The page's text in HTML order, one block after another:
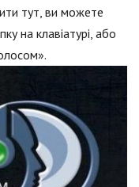
тут, ви можете
на клавіатурі, або